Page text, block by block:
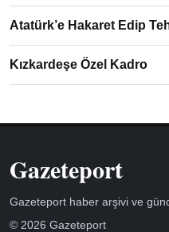
Atatürk’e Hakaret Edip
Kızkardeşe Özel Kadro
Gazeteport
Gazeteport haber arşivi ve
© 2026 Gazeteport